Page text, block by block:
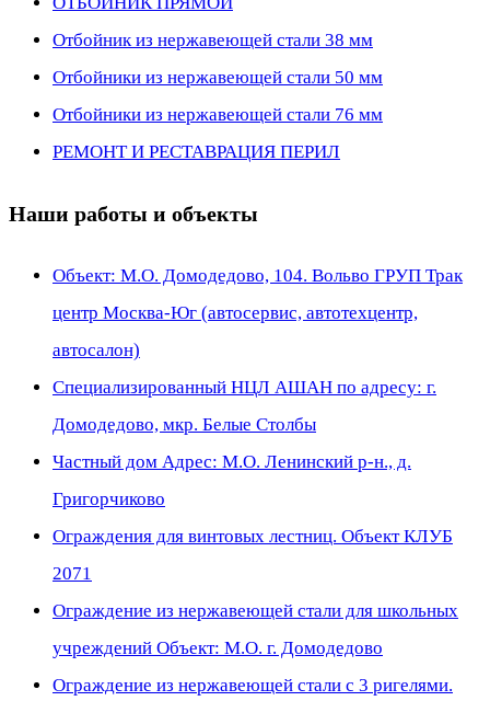
Отбойник из нержавеющей стали 38 мм
Отбойники из нержавеющей стали 50 мм
Отбойники из нержавеющей стали 76 мм
РЕМОНТ И РЕСТАВРАЦИЯ ПЕРИЛ
Наши работы и объекты
Объект: М.О. Домодедово, 104. Вольво ГРУП Трак
центр Москва-Юг (автосервис, автотехцентр,
автосалон)
Специализированный НЦЛ АШАН по адресу: г.
Домодедово, мкр. Белые Столбы
Частный дом Адрес: М.О. Ленинский р-н., д.
Григорчиково
Ограждения для винтовых лестниц. Объект КЛУБ
2071
Ограждение из нержавеющей стали для школьных
учреждений Объект: М.О. г. Домодедово
Ограждение из нержавеющей стали с 3 ригелями.